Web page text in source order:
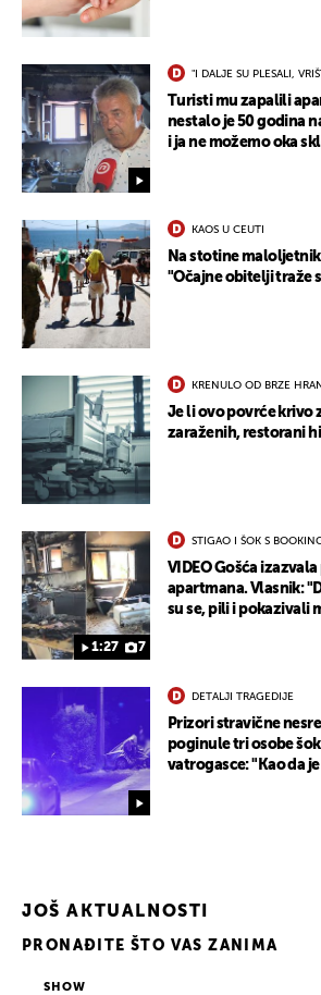
"I DALJE SU PLESALI,
Turisti mu zapalili
nestalo je 50 godina
i ja ne možemo oka
KAOS U CEUTI
Na stotine
"Očajne obitelji traže
KRENULO OD BRZE
Je li ovo povrće krivo
zaraženih, restorani
1:27 7
STIGAO I ŠOK S
VIDEO Gošća
apartmana. Vlasnik:
su se, pili i pokazivali
DETALJI TRAGEDIJE
Prizori stravične
poginule tri osobe
vatrogasce: "Kao da
JOŠ AKTUALNOSTI
PRONAĐITE ŠTO VAS ZANIMA
SHOW
UKLJUČITE